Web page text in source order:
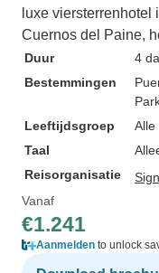
luxe
Cuernos del Paine,
Duur
4
Bestemmingen
Leeftijdsgroep
Alle
Taal
Reisorganisatie
Vanaf
€1.241
Aanmelden to unlock